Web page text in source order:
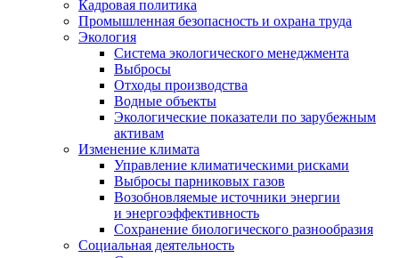
Кадровая политика
Промышленная безопасность и охрана труда
Экология
Система экологического менеджмента
Выбросы
Отходы производства
Водные объекты
Экологические показатели по зарубежным
активам
Изменение климата
Управление климатическими рисками
Выбросы парниковых газов
Возобновляемые источники энергии
и энергоэффективность
Сохранение биологического разнообразия
Социальная деятельность